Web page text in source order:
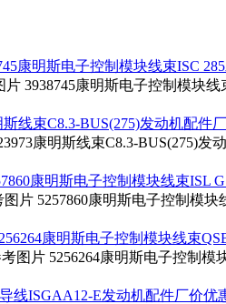
康明斯电子控制模块线束ISC
3938745康明斯电子控制模块
斯线束C8.3-BUS(275)发动机配件
康明斯线束C8.3-BUS(275)
康明斯电子控制模块线束ISL
片 5257860康明斯电子控制模
康明斯电子控制模块线束
图片 5256264康明斯电子控制
线ISGAA12-E发动机配件厂价优